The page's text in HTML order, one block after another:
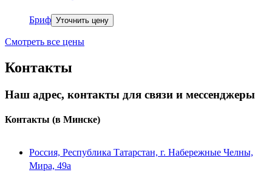
Бриф Уточнить цену
Смотреть все цены
Контакты
Наш адрес, контакты для связи и мессенджеры
Контакты (в Минске)
Россия, Республика Татарстан, г. Набережные Челны,
Мира, 49a